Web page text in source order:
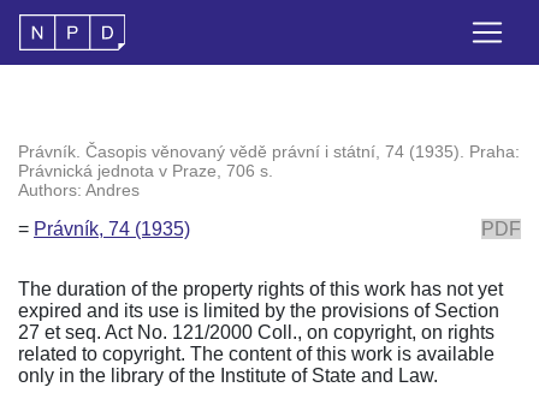
Právník. Časopis věnovaný vědě právní i státní, 74 (1935). Praha:
Právnická jednota v Praze, 706 s.
Authors: Andres
= Právník, 74 (1935) PDF
The duration of the property rights of this work has not yet
expired and its use is limited by the provisions of Section
27 et seq. Act No. 121/2000 Coll., on copyright, on rights
related to copyright. The content of this work is available
only in the library of the Institute of State and Law.